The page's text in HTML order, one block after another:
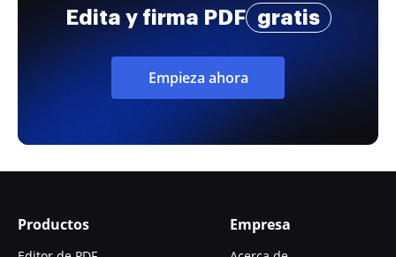
Edita y firma PDF gratis
Empieza ahora
Productos Empresa